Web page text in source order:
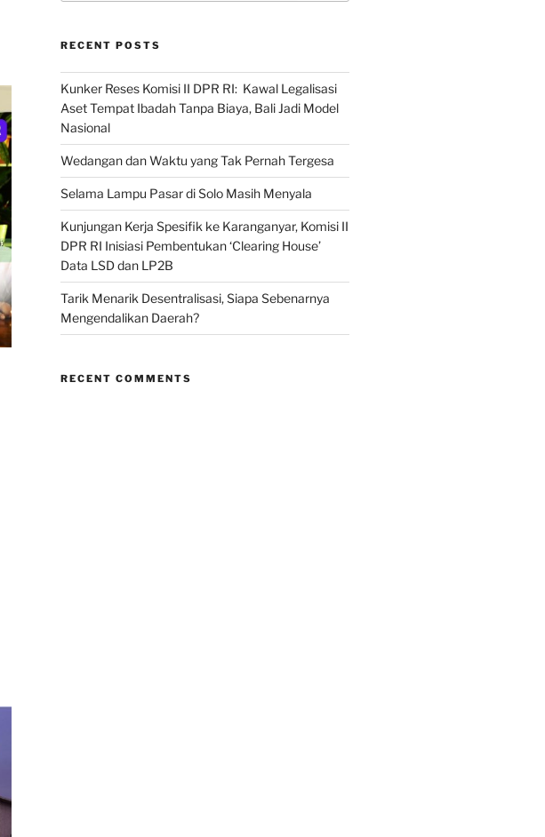
RECENT POSTS
Kunker Reses Komisi II DPR RI: Kawal Legalisasi
Aset Tempat Ibadah Tanpa Biaya, Bali Jadi Model
Nasional
Wedangan dan Waktu yang Tak Pernah Tergesa
Selama Lampu Pasar di Solo Masih Menyala
Kunjungan Kerja Spesifik ke Karanganyar, Komisi II
DPR RI Inisiasi Pembentukan ‘Clearing House’
Data LSD dan LP2B
Tarik Menarik Desentralisasi, Siapa Sebenarnya
Mengendalikan Daerah?
RECENT COMMENTS